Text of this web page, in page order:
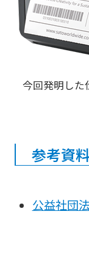
今回発明した
参考資
公益社団